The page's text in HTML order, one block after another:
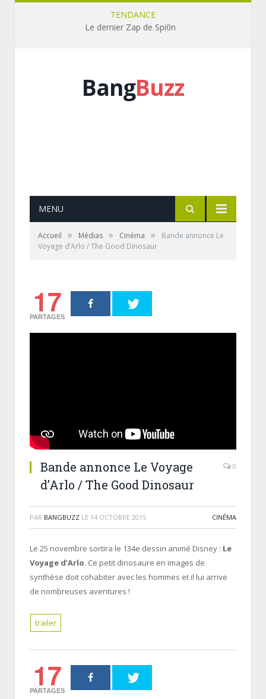
TENDANCE
Le dernier Zap de Spi0n
BangBuzz
MENU
Accueil » Médias » Cinéma »
Bande annonce Le
Voyage d’Arlo / The Good Dinosaur
17
PARTAGES
Bande annonce Le Voyage
d’Arlo / The Good Dinosaur
0
PAR BANGBUZZ LE 14 OCTOBRE 2015 CINÉMA
Le 25 novembre sortira le 134e dessin animé Disney : Le
Voyage d’Arlo. Ce petit dinosaure en images de
synthèse doit cohabiter avec les hommes et il lui arrive
de nombreuses aventures !
trailer
17
PARTAGES